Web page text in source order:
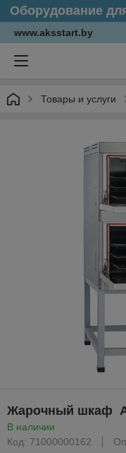
Оборудование
www.aksstart.by
Товары и услуги
Жарочный шкаф
В наличии
Код: 71000000162